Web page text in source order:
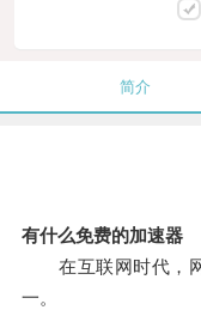
简介
有什么免费的加速器
在互联网时代，网
一。